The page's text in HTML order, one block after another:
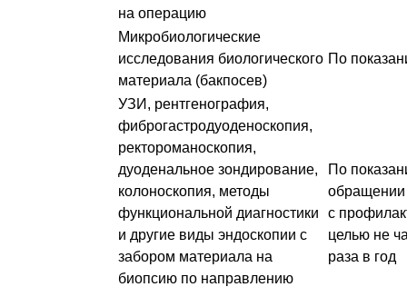
на операцию
Микробиологические
исследования биологического
материала (бакпосев)
По
УЗИ, рентгенография,
фиброгастродуоденоскопия,
ректороманоскопия,
дуоденальное зондирование,
колоноскопия, методы
функциональной диагностики
и другие виды эндоскопии с
забором материала на
биопсию по направлению
По
обращении
с
целью не
раза в год